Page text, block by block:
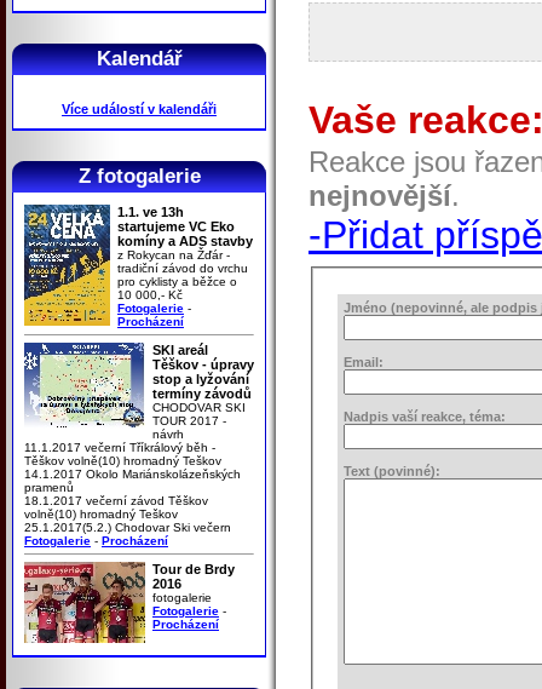
Kalendář
Více událostí v kalendáři
Z fotogalerie
1.1. ve 13h
startujeme VC Eko
komíny a ADS stavby
z Rokycan na Žďár -
tradiční závod do vrchu
pro cyklisty a běžce o
10 000,- Kč
Fotogalerie -
Procházení
SKI areál
Těškov - úpravy
stop a lyžování
termíny závodů
CHODOVAR SKI
TOUR 2017 -
návrh
11.1.2017 večerní Tříkrálový běh -
Těškov volně(10) hromadný Teškov
14.1.2017 Okolo Mariánskolázeňských
pramenů
18.1.2017 večerní závod Těškov
volně(10) hromadný Teškov
25.1.2017(5.2.) Chodovar Ski večern
Fotogalerie - Procházení
Tour de Brdy
2016
fotogalerie
Fotogalerie -
Procházení
Vaše
Reakce jsou
nejnovější.
-Přidat
Jméno (nepovinné, ale podpis
Email:
Nadpis vaší reakce, téma:
Text (povinné):